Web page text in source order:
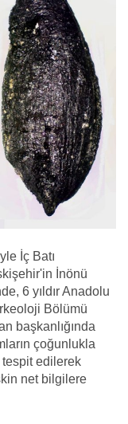
İç Batı
İnönü
6 yıldır Anadolu
Bölümü
başkanlığında
çoğunlukla
edilerek
net bilgilere